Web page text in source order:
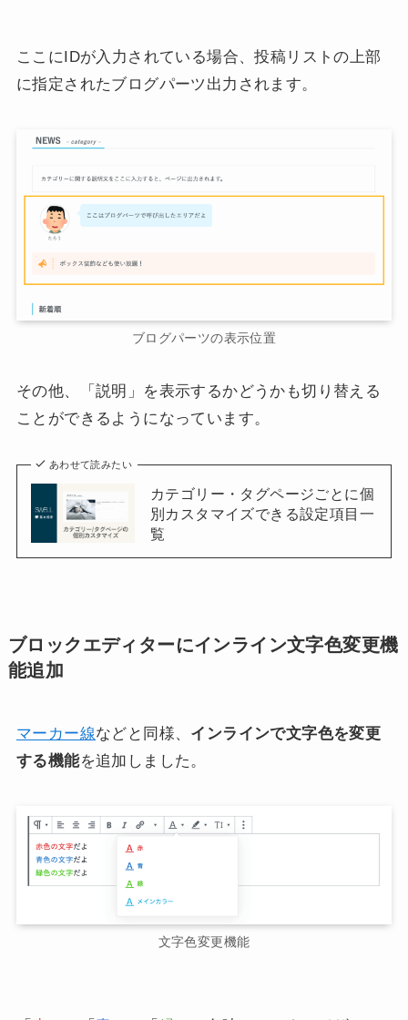
ここにIDが入力されている場合、投稿リストの上部
に指定されたブログパーツ出力されます。
ブログパーツの表示位置
その他、「説明」を表示するかどうかも切り替える
ことができるようになっています。
あわせて読みたい
カテゴリー・タグページごとに個
別カスタマイズできる設定項目一
覧
ブロックエディターにインライン文字色変更機
能追加
マーカー線などと同様、 インラインで文字色を変更
する機能を追加しました。
文字色変更機能